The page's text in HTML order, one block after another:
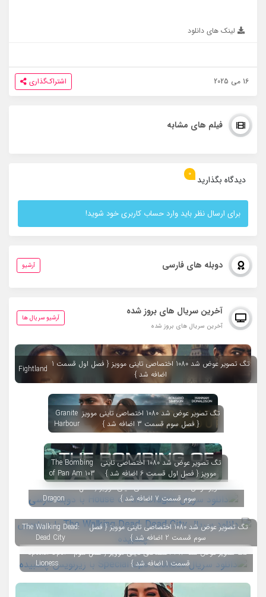
لینک های دانلود
16 می 2025 اشتراک‌گذاری
فیلم های مشابه
دیدگاه بگذارید 0
برای ارسال نظر باید وارد حساب کاربری خود شوید!
دوبله های فارسی آرشیو
آخرین سریال های بروز شده
آخرین سریال های بروز شده
آرشیو سریال ها
تگ تصویر عوض شد 1080 اختصاصی تاینی موویز { فصل اول قسمت 1
اضافه شد }
Fightland
تگ تصویر عوض شد 1080 اختصاصی تاینی موویز
{ فصل سوم قسمت 3 اضافه شد }
Granite
Harbour
تگ تصویر عوض شد 1080 اختصاصی تاینی
موویز { فصل اول قسمت 6 اضافه شد }
The Bombing
of Pan Am 103
تگ تصویر عوض شد 1080 اختصاصی تاینی موویز { فصل
سوم قسمت 7 اضافه شد }
House of the
Dragon
تگ تصویر عوض شد 1080 اختصاصی تاینی موویز { فصل
سوم قسمت 2 اضافه شد }
The Walking Dead:
Dead City
تگ تصویر عوض شد 1080 اختصاصی تاینی موویز { فصل سوم
قسمت 1 اضافه شد }
Special Ops:
Lioness